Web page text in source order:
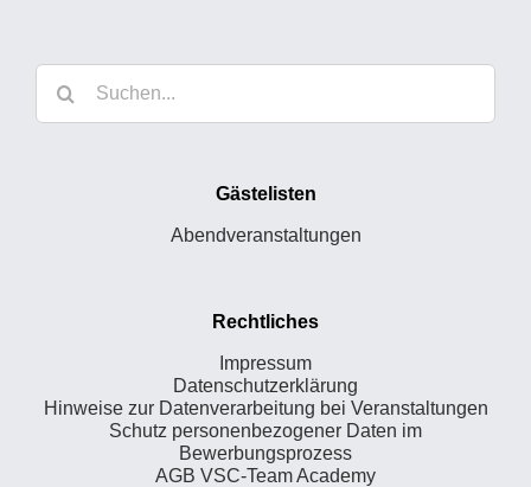
Suche
nach:
Gästelisten
Abendveranstaltungen
Rechtliches
Impressum
Datenschutzerklärung
Hinweise zur Datenverarbeitung bei Veranstaltungen
Schutz personenbezogener Daten im
Bewerbungsprozess
AGB VSC-Team Academy